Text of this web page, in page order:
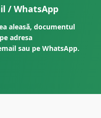
/ WhatsApp
aleasă, documentul
adresa
sau pe WhatsApp.